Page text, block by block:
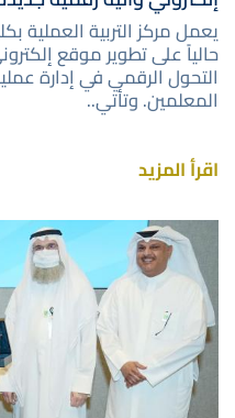
يعمل مركز التربية العملية
حالياً على تطوير موقع
التحول الرقمي في إدارة
المعلمين. وتأتي..
اقرأ المزيد
صورة